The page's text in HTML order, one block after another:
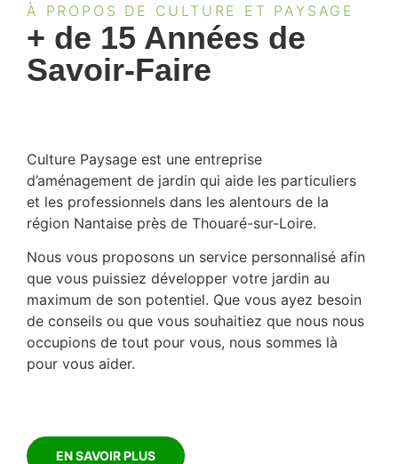
À PROPOS DE CULTURE ET PAYSAGE
+ de 15 Années de
Savoir-Faire
Culture Paysage est une entreprise
d’aménagement de jardin qui aide les particuliers
et les professionnels dans les alentours de la
région Nantaise près de Thouaré-sur-Loire.
Nous vous proposons un service personnalisé afin
que vous puissiez développer votre jardin au
maximum de son potentiel. Que vous ayez besoin
de conseils ou que vous souhaitiez que nous nous
occupions de tout pour vous, nous sommes là
pour vous aider.
EN SAVOIR PLUS